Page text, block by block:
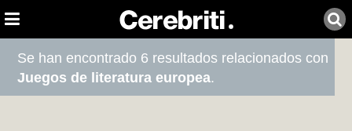
Se han encontrado 6 resultados relacionados con
Juegos de literatura europea.